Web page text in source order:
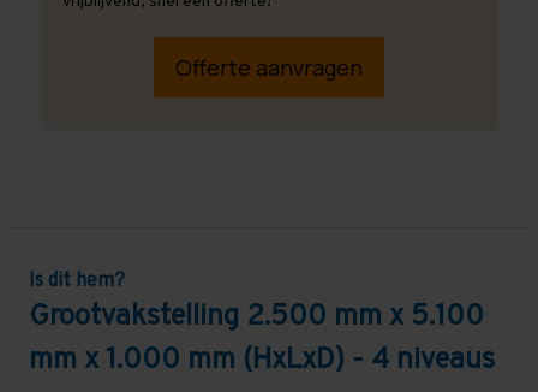
Offerte aanvragen
Is dit hem?
Grootvakstelling 2.500 mm x 5.100
mm x 1.000 mm (HxLxD) - 4 niveaus